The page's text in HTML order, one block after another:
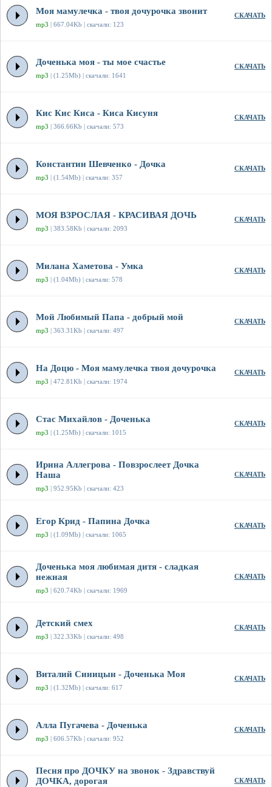
Моя мамулечка - твоя дочурочка звонит
mp3 | 667.04Kb | скачали: 123
СКАЧАТЬ
Доченька моя - ты мое счастье
mp3 | (1.25Mb) | скачали: 1641
СКАЧАТЬ
Кис Кис Киса - Киса Кисуня
mp3 | 366.66Kb | скачали: 573
СКАЧАТЬ
Константин Шевченко - Дочка
mp3 | (1.54Mb) | скачали: 357
СКАЧАТЬ
МОЯ ВЗРОСЛАЯ - КРАСИВАЯ ДОЧЬ
mp3 | 383.58Kb | скачали: 2093
СКАЧАТЬ
Милана Хаметова - Умка
mp3 | (1.04Mb) | скачали: 578
СКАЧАТЬ
Мой Любимый Папа - добрый мой
mp3 | 363.31Kb | скачали: 497
СКАЧАТЬ
На Доцю - Моя мамулечка твоя дочурочка
mp3 | 472.81Kb | скачали: 1974
СКАЧАТЬ
Стас Михайлов - Доченька
mp3 | (1.25Mb) | скачали: 1015
СКАЧАТЬ
Ирина Аллегрова - Повзрослеет Дочка
Наша
mp3 | 952.95Kb | скачали: 423
СКАЧАТЬ
Егор Крид - Папина Дочка
mp3 | (1.09Mb) | скачали: 1065
СКАЧАТЬ
Доченька моя любимая дитя - сладкая
нежная
mp3 | 620.74Kb | скачали: 1969
СКАЧАТЬ
Детский смех
mp3 | 322.33Kb | скачали: 498
СКАЧАТЬ
Виталий Синицын - Доченька Моя
mp3 | (1.32Mb) | скачали: 617
СКАЧАТЬ
Алла Пугачева - Доченька
mp3 | 606.57Kb | скачали: 952
СКАЧАТЬ
Песня про ДОЧКУ на звонок - Здравствуй
ДОЧКА, дорогая
СКАЧАТЬ